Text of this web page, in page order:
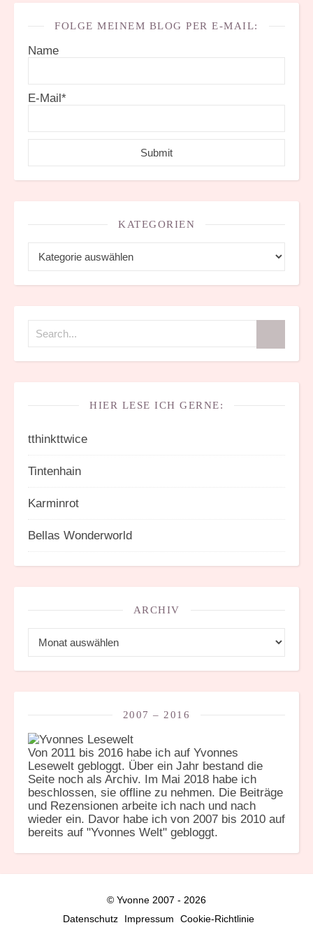
FOLGE MEINEM BLOG PER E-MAIL:
Name
E-Mail*
KATEGORIEN
HIER LESE ICH GERNE:
tthinkttwice
Tintenhain
Karminrot
Bellas Wonderworld
ARCHIV
2007 – 2016
Von 2011 bis 2016 habe ich auf Yvonnes
Lesewelt gebloggt. Über ein Jahr bestand die
Seite noch als Archiv. Im Mai 2018 habe ich
beschlossen, sie offline zu nehmen. Die Beiträge
und Rezensionen arbeite ich nach und nach
wieder ein. Davor habe ich von 2007 bis 2010 auf
bereits auf "Yvonnes Welt" gebloggt.
© Yvonne 2007 - 2026
Datenschutz
Impressum Cookie-Richtlinie